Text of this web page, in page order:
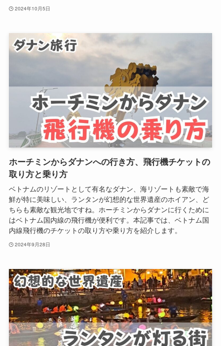
2024年10月5日
ホーチミンからダナンへの行き方、飛行機チケットの
取り方と乗り方
ベトナムのリゾートとして有名なダナン、海リゾートも素敵で海
鮮が特に美味しい、ランタンが幻想的な世界遺産のホイアン、ど
ちらも素敵な観光地ですね。ホーチミンからダナンに行くために
はベトナム国内線の飛行機が便利です。本記事では、ベトナム国
内線飛行機のチケットの取り方や乗り方を紹介します。
2024年9月28日